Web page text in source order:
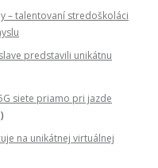
– talentovaní stredoškoláci
predstavili unikátnu
siete priamo pri jazde
na unikátnej virtuálnej